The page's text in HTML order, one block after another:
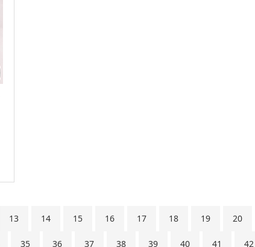
13 14 15 16 17 18 19 20
35 36 37 38 39 40 41 42